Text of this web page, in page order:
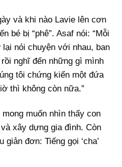
và khi nào Lavie lên cơn
bé bị “phê”. Asaf nói: “Mỗi
nói chuyện với nhau, ban
nghĩ đến những gì mình
tôi chứng kiến một đứa
thì không còn nữa.”
muốn nhìn thấy con
xây dựng gia đình. Còn
đơn: Tiếng gọi ‘cha’